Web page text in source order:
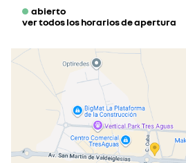
abierto
ver todos los horarios de apertura
martes
miércoles
jueves
viernes
sábado
09:30 - 14:00
domingo